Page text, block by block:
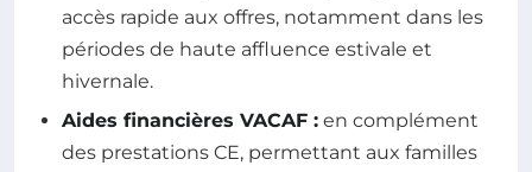
accès rapide aux offres, notamment dans les
périodes de haute affluence estivale et
hivernale.
Aides financières VACAF : en complément
des prestations CE, permettant aux familles